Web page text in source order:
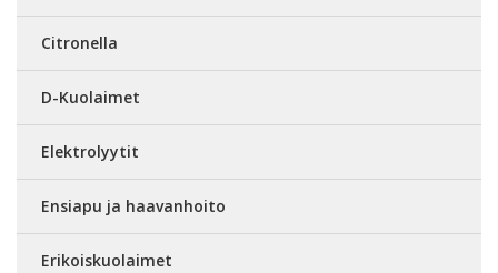
Citronella
D-Kuolaimet
Elektrolyytit
Ensiapu ja haavanhoito
Erikoiskuolaimet